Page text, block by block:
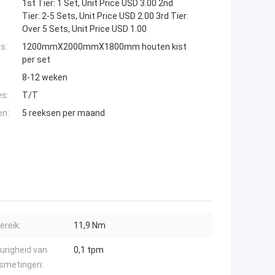
1st Tier: 1 Set, Unit Price USD 3.00 2nd
Tier: 2-5 Sets, Unit Price USD 2.00 3rd Tier:
Over 5 Sets, Unit Price USD 1.00
1200mmX2000mmX1800mm houten kist
per set
8-12 weken
T/T
5 reeksen per maand
11,9 Nm
van
0,1 tpm